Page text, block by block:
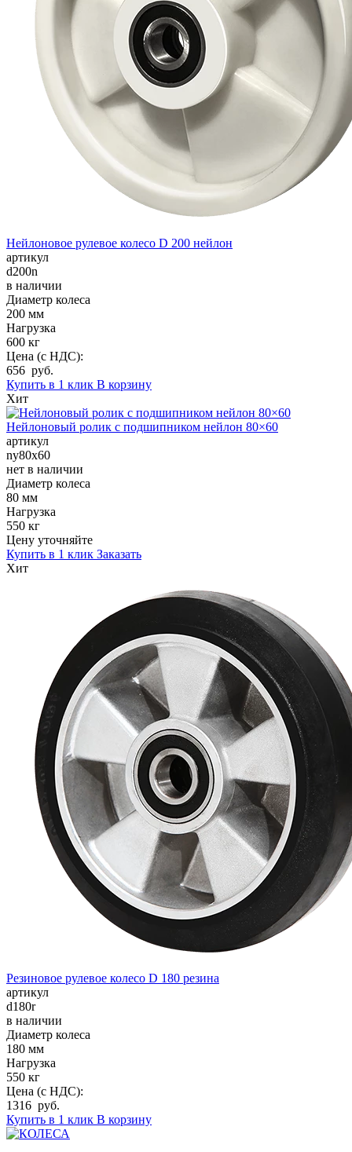
Нейлоновое рулевое колесо D 200 нейлон
артикул
d200n
в наличии
Диаметр колеса
200 мм
Нагрузка
600 кг
Цена (с НДС):
656 руб.
Купить в 1 клик В корзину
Хит
Нейлоновый ролик с подшипником нейлон 80×60
артикул
ny80x60
нет в наличии
Диаметр колеса
80 мм
Нагрузка
550 кг
Цену уточняйте
Купить в 1 клик Заказать
Хит
Резиновое рулевое колесо D 180 резина
артикул
d180r
в наличии
Диаметр колеса
180 мм
Нагрузка
550 кг
Цена (с НДС):
1316 руб.
Купить в 1 клик В корзину